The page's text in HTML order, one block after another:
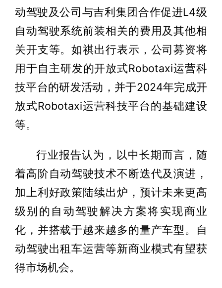
动驾驶及公司与吉利集团合作促进L4级
自动驾驶系统前装相关的费用及其他相
关开支等。如祺出行表示，公司募资将
用于自主研发的开放式Robotaxi运营科
技平台的研发活动，并于2024年完成开
放式Robotaxi运营科技平台的基础建设
等。
行业报告认为，以中长期而言，随
着高阶自动驾驶技术不断迭代及演进，
加上利好政策陆续出炉，预计未来更高
级别的自动驾驶解决方案将实现商业
化，并搭载于越来越多的量产车型。自
动驾驶出租车运营等新商业模式有望获
得市场机会。